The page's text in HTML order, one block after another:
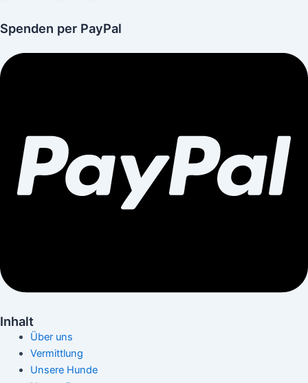
Spenden per PayPal
Inhalt
Über uns
Vermittlung
Unsere Hunde